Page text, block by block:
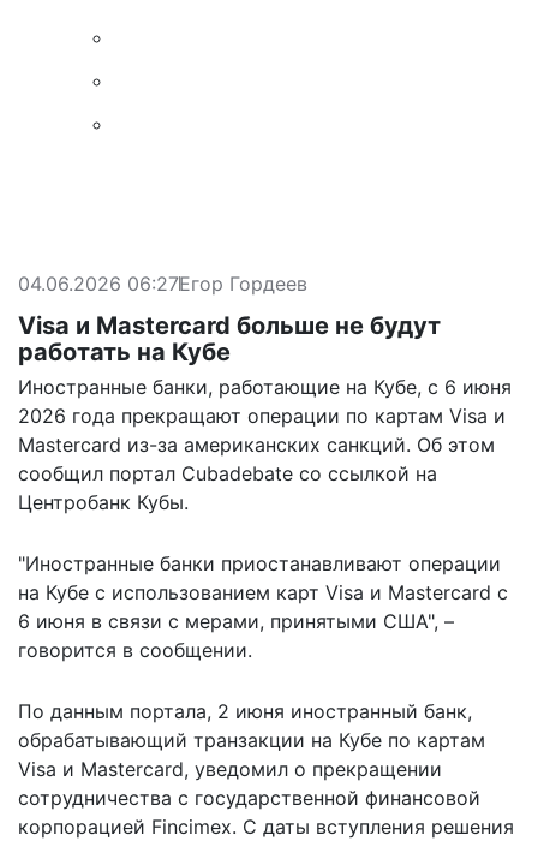
04.06.2026 06:27Егор Гордеев
Visa и Mastercard больше не будут
работать на Кубе
Иностранные банки, работающие на Кубе, с 6 июня
2026 года прекращают операции по картам Visa и
Mastercard из-за американских санкций. Об этом
сообщил портал Cubadebate со ссылкой на
Центробанк Кубы.
"Иностранные банки приостанавливают операции
на Кубе с использованием карт Visa и Mastercard с
6 июня в связи с мерами, принятыми США", –
говорится в сообщении.
По данным портала, 2 июня иностранный банк,
обрабатывающий транзакции на Кубе по картам
Visa и Mastercard, уведомил о прекращении
сотрудничества с государственной финансовой
корпорацией Fincimex. С даты вступления решения